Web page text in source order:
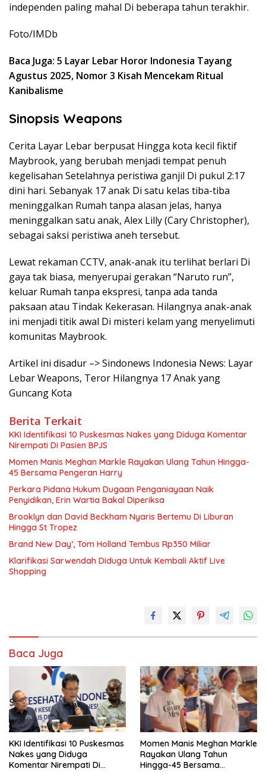
independen paling mahal Di beberapa tahun terakhir.
Foto/IMDb
Baca Juga: 5 Layar Lebar Horor Indonesia Tayang
Agustus 2025, Nomor 3 Kisah Mencekam Ritual
Kanibalisme
Sinopsis Weapons
Cerita Layar Lebar berpusat Hingga kota kecil fiktif
Maybrook, yang berubah menjadi tempat penuh
kegelisahan Setelahnya peristiwa ganjil Di pukul 2:17
dini hari. Sebanyak 17 anak Di satu kelas tiba-tiba
meninggalkan Rumah tanpa alasan jelas, hanya
meninggalkan satu anak, Alex Lilly (Cary Christopher),
sebagai saksi peristiwa aneh tersebut.
Lewat rekaman CCTV, anak-anak itu terlihat berlari Di
gaya tak biasa, menyerupai gerakan “Naruto run”,
keluar Rumah tanpa ekspresi, tanpa ada tanda
paksaan atau Tindak Kekerasan. Hilangnya anak-anak
ini menjadi titik awal Di misteri kelam yang menyelimuti
komunitas Maybrook.
Artikel ini disadur –> Sindonews Indonesia News: Layar
Lebar Weapons, Teror Hilangnya 17 Anak yang
Guncang Kota
Berita Terkait
KKI Identifikasi 10 Puskesmas Nakes yang Diduga Komentar
Nirempati Di Pasien BPJS
Momen Manis Meghan Markle Rayakan Ulang Tahun Hingga-
45 Bersama Pengeran Harry
Perkara Pidana Hukum Dugaan Penganiayaan Naik
Penyidikan, Erin Wartia Bakal Diperiksa
Brooklyn dan David Beckham Nyaris Bertemu Di Liburan
Hingga St Tropez
Brand New Day’, Tom Holland Tembus Rp350 Miliar
Klarifikasi Sarwendah Diduga Untuk Kembali Aktif Live
Shopping
Baca Juga
KKI Identifikasi 10 Puskesmas
Nakes yang Diduga
Komentar Nirempati Di
Momen Manis Meghan Markle
Rayakan Ulang Tahun
Hingga-45 Bersama